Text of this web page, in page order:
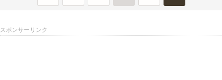
スポンサーリンク